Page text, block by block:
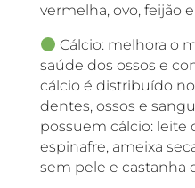
vermelha, ovo, feijão
Cálcio: melhora o
saúde dos ossos e
cálcio é distribuído
dentes, ossos e
possuem cálcio: leite
espinafre, ameixa
sem pele e castanha